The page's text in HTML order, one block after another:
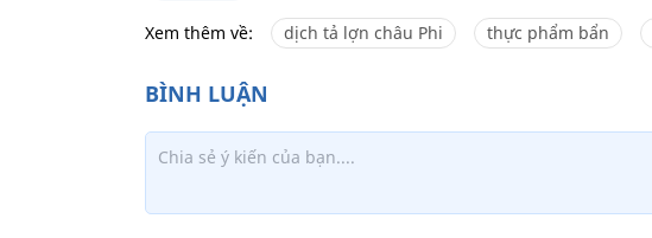
Xem thêm về: dịch tả lợn châu Phi thực phẩm bẩn